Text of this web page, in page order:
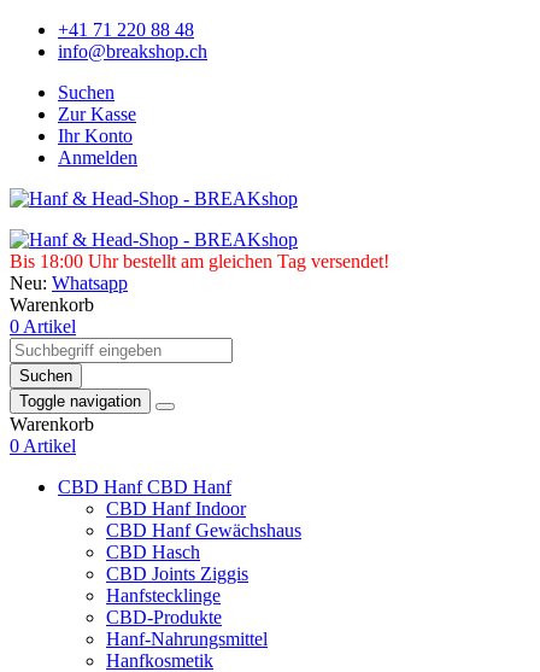
+41 71 220 88 48
info@breakshop.ch
Suchen
Zur Kasse
Ihr Konto
Anmelden
Bis 18:00 Uhr bestellt am gleichen Tag versendet!
Neu: Whatsapp
Warenkorb
0 Artikel
Suchen
Toggle navigation
Warenkorb
0 Artikel
CBD HanfCBD Hanf
CBD Hanf Indoor
CBD Hanf Gewächshaus
CBD Hasch
CBD Joints Ziggis
Hanfstecklinge
CBD-Produkte
Hanf-Nahrungsmittel
Hanfkosmetik